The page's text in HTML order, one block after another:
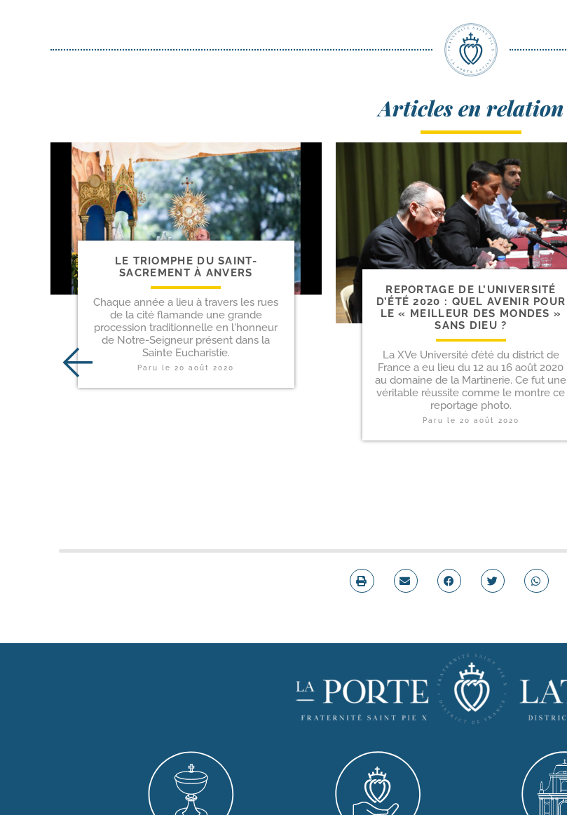
Articles en relation
LE TRIOMPHE DU SAINT-​
SACREMENT À ANVERS
Chaque année a lieu à travers les rues
de la cité flamande une grande
procession traditionnelle en l'honneur
de Notre-Seigneur présent dans la
Sainte Eucharistie.
Paru le20 août 2020
REPORTAGE DE L’UNIVERSITÉ
D’ÉTÉ 2020 : QUEL AVENIR POUR
LE « MEILLEUR DES MONDES »
SANS DIEU ?
La XVe Université d’été du district de
France a eu lieu du 12 au 16 août 2020
au domaine de la Martinerie. Ce fut une
véritable réussite comme le montre ce
reportage photo.
Paru le 20 août 2020